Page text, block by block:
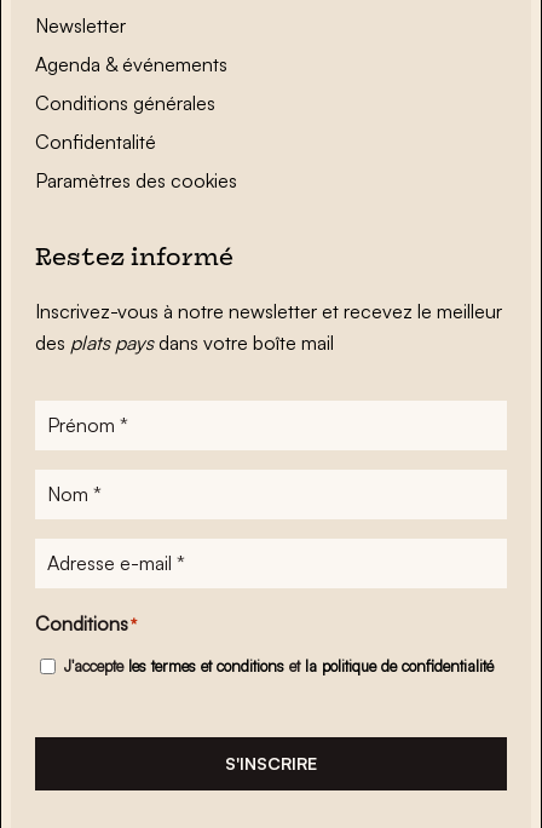
Newsletter
Agenda & événements
Conditions générales
Confidentalité
Paramètres des cookies
Restez informé
Inscrivez-vous à notre newsletter et recevez le meilleur
des plats paysdans votre boîte mail
Prénom
Nom
Adresse
e-
mail*
Conditions*
J'accepte les termes et conditions et la politique de confidentialité
S'INSCRIRE